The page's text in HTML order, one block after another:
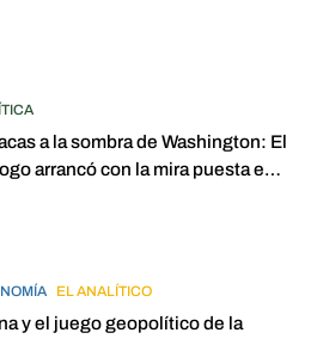
a la sombra de Washington: El
arrancó con la mira puesta en
EL ANALÍTICO
y el juego geopolítico de la